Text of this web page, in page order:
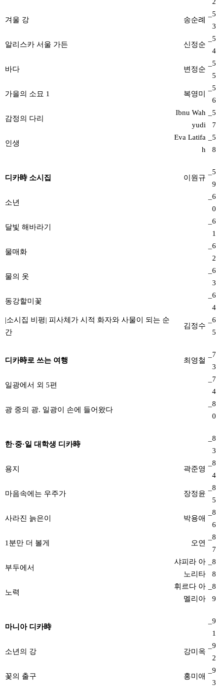
겨울 강 송순례
_5
3
알리스카 서울 가든 신정순
_5
4
바다 변정순
_5
5
가을의 소묘 1 복영미
_5
6
감정의 다리
Ibnu Wah
yudi
_5
7
인생
Eva Latifa
h
_5
8
디카時 소시집 이원규
_5
9
소년
_6
0
달빛 해바라기
_6
1
물매화
_6
2
물의 옷
_6
3
동강할미꽃
_6
4
|소시집 비평| 피사체가 시적 화자와 사물이 되는 순
간
김정수
_6
5
디카時로 쓰는 여행 최영철
_7
3
일광에서 외 5편
_7
4
광 중의 광. 일광이 손에 들어왔다
_8
0
한·중·일 대학생 디카時
_8
3
용지 곽준영
_8
4
마음속에는 우주가 장정윤
_8
5
사라진 늙은이 박용애
_8
6
1분만 더 볼게 오연
_8
7
부두에서
샤피라 아
노리타
_8
8
노력
휘르다 아
멜리아
_8
9
마니아 디카時
_9
1
소년의 강 강미옥
_9
2
꽃의 출구 홍미애
_9
3